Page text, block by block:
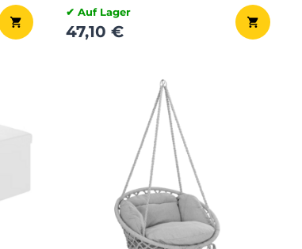
✔ Auf Lager
47,10 €